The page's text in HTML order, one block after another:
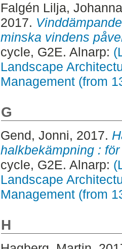
Falgén Lilja, Johanna
2017.
minska vindens
cycle, G2E. Alnarp:
Landscape
Management (from
G
Gend, Jonni, 2017.
halkbekämpning :
cycle, G2E. Alnarp:
Landscape
Management (from
H